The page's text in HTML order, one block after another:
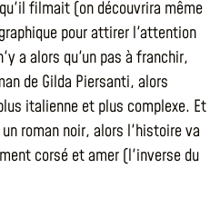
filmait (on découvrira même
pour attirer l'attention
a alors qu'un pas à franchir,
de Gilda Piersanti, alors
italienne et plus complexe. Et
roman noir, alors l'histoire va
corsé et amer (l'inverse du